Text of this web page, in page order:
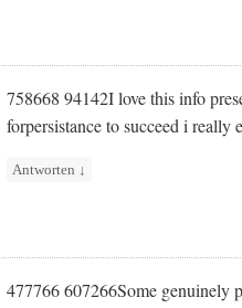
758668 94142I love this info
forpersistance to succeed i really
Antworten ↓
477766 607266Some genuinely